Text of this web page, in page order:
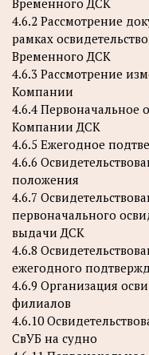
Временного ДСК
4.6.2 Рассмотрение
рамках
Временного ДСК
4.6.3 Рассмотрение
Компании
4.6.4 Первоначальное
Компании ДСК
4.6.5 Ежегодное
4.6.6
положения
4.6.7
первоначального
выдачи ДСК
4.6.8
ежегодного
4.6.9 Организация
филиалов
4.6.10
СвУБ на судно